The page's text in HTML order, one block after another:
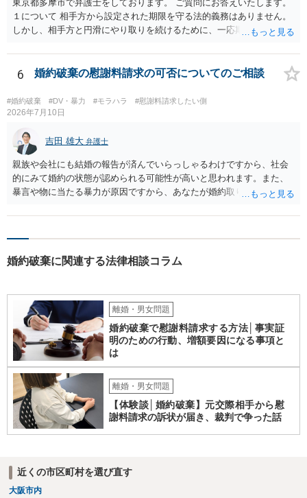
東京都多摩市で弁護士をしております。 ご質問にお答えいたします。
１について 相手方から設定された期限を守る法的義務はありません。
しかし、相手方と円滑にやり取りを続けるために、一応期限を守って
が、期限を守らないのもご不安という場合には、「弁護士に相談して
から連絡するので少々お待ちください」という旨の連絡を入れておく
は、法的には別の議論ではありますが、事実上の繋がりがないわけで
はありません。 例えば、既婚者であるにもかかわらず、結婚するとい
負担割合が高くなり、婚約破棄の慰謝料も払う必要が生じるという可
能性もないわけではありません。 ただし、法律上重婚は認められてい
ないので、既婚者同士の婚約が成立するかといわれると、成立しない
と判断される可能性の方が高いと思われます。 ３について 和解をする
際には、清算条項という定めを設けることがほとんどです。 清算条項
で、お早めにご相談されることをお勧めいたします。
6 婚約破棄の慰謝料請求の可否についてのご相談
#婚約破棄 #DV・暴力 #モラハラ #慰謝料請求したい側
2026年7月10日
吉田 雄大 弁護士
親族や会社にも結婚の報告が済んでいらっしゃるわけですから、社会
的にみて婚約の状態が認められる可能性が高いと思われます。また、
暴言や物に当たる暴力が原因ですから、あなたが婚約取りやめを告げ
かった原因が専ら彼の言動にあるとして、慰謝料請求が認められる可
よりますので何ともいえません）。
婚約破棄に関連する法律相談コラム
離婚・男女問題
婚約破棄で慰謝料請求する方法│事実証
明のための行動、増額要因になる事項と
は
離婚・男女問題
【体験談│婚約破棄】元交際相手から慰
謝料請求の訴状が届き、裁判で争った話
近くの市区町村を選び直す
大阪市内